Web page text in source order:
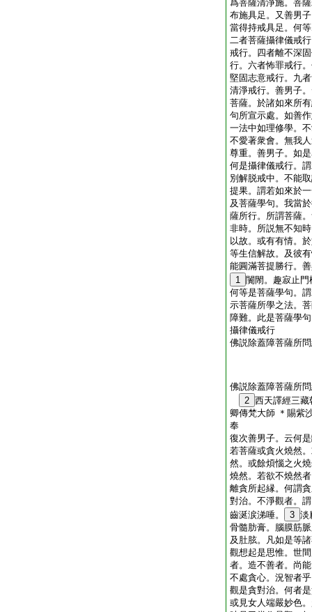
爲菩薩清淨施。菩
布施具足。又善男
當得持戒具足。何
二者菩薩攝律儀戒
戒行。四者離不深
行。六者怖罪戒行
堅固志意戒行。九
清淨戒行。善男子
菩薩。於諸如來所
句所宣示處。如善
一法中如理修學。
不愛著衆會。無我
尊重。善男子。如
何是攝律儀戒行。
別解脱戒中。不能
提果。謂若如來於
及菩薩學句。我當
薩所行。所謂菩薩
非時。所説無不知
以故。或有有情。
等生信解故。及彼
能圓滿菩提勝行。
1 闠閙。趣寂止
何等是菩薩學句。
示菩薩所學之法。
障難。此是菩薩學
攝律儀戒行
佛説除蓋障菩薩所
佛説除蓋障菩薩所
2 西天譯經三藏
卿傳梵大師 ＊賜紫
奉
復次善男子。云何
若菩薩或貪火燒然
然。或餘煩惱之火
燒然。若欲不燒然
離貪所起縁。何謂
對治。不淨觀者。
齒涎涙涕唾。
3 淡
骨髓肪膏。腦膜筋
及肚胘。凡如是等
觀想起是思惟。世
者。造不善者。尚
不處貪心。況智者
觀是貪對治。何者
或見女人端嚴妙色